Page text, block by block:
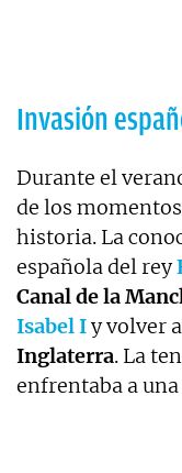
Invasión
Durante el
de los
historia. La
española del rey
Canal de la
Isabel Iy volver
Inglaterra. La
enfrentaba a